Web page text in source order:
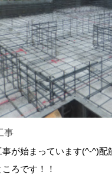
事
事が始まっています(^-^)
ろです！！